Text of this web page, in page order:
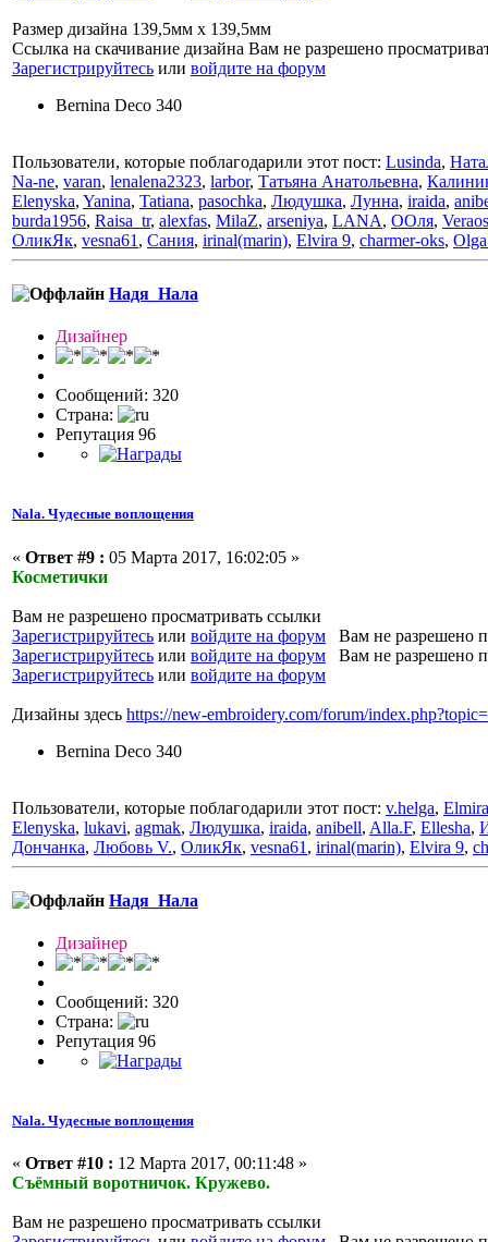
Размер дизайна 139,5мм х 139,5мм
Ссылка на скачивание дизайна Вам не разрешено
Зарегистрируйтесь или войдите на форум
Bernina Deco 340
Пользователи, которые поблагодарили этот пост: Lusinda,
Na-ne, varan, lenalena2323, larbor, Татьяна Анатольевна,
Elenyska, Yanina, Tatiana, pasochka, Людушка, Лунна, iraida,
burda1956, Raisa_tr, alexfas, MilaZ, arseniya, LANA, ООля, Veraos
ОликЯк, vesna61 , Сания, irinal(marin), Elvira 9, charmer-oks,
Надя_Нала
Дизайнер
Сообщений: 320
Страна:
Репутация 96
Nala. Чудесные воплощения
« Ответ #9 : 05 Марта 2017, 16:02:05 »
Косметички
Вам не разрешено просматривать ссылки
Зарегистрируйтесь или войдите на форум Вам не разрешено
Зарегистрируйтесь или войдите на форум Вам не разрешено
Зарегистрируйтесь или войдите на форум
Дизайны здесь https://new-embroidery.com/forum/
Bernina Deco 340
Пользователи, которые поблагодарили этот пост: v.helga, Elmira
Elenyska, lukavi, agmak, Людушка, iraida, anibell, Alla.F, Ellesha,
Дончанка, Любовь V., ОликЯк, vesna61 , irinal(marin), Elvira 9,
Надя_Нала
Дизайнер
Сообщений: 320
Страна:
Репутация 96
Nala. Чудесные воплощения
« Ответ #10 : 12 Марта 2017, 00:11:48 »
Съёмный воротничок. Кружево.
Вам не разрешено просматривать ссылки